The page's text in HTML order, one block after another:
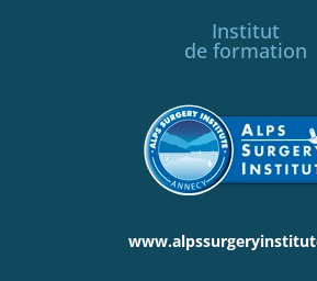
Institut
de formation